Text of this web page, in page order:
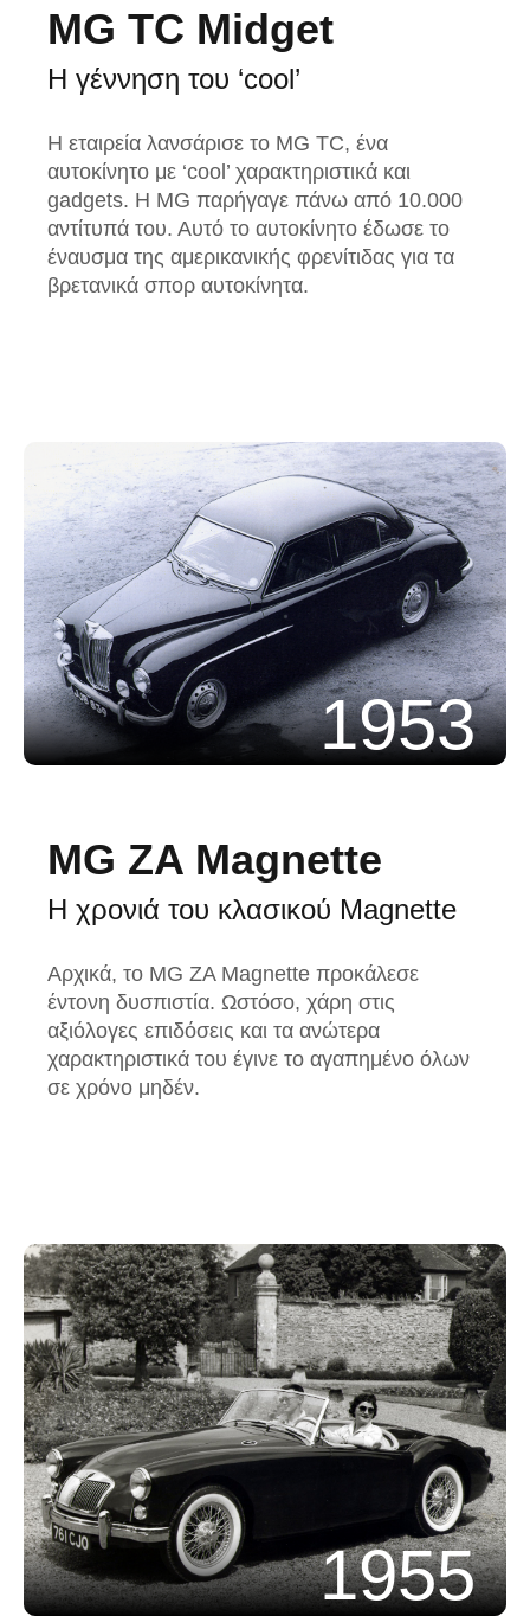
MG TC Midget
Η γέννηση του ‘cool’
Η εταιρεία λανσάρισε το MG TC, ένα
αυτοκίνητο με ‘cool’ χαρακτηριστικά και
gadgets. Η MG παρήγαγε πάνω από 10.000
αντίτυπά του. Αυτό το αυτοκίνητο έδωσε το
έναυσμα της αμερικανικής φρενίτιδας για τα
βρετανικά σπορ αυτοκίνητα.
1953
MG ZA Magnette
Η χρονιά του κλασικού Magnette
Αρχικά, το MG ZA Magnette προκάλεσε
έντονη δυσπιστία. Ωστόσο, χάρη στις
αξιόλογες επιδόσεις και τα ανώτερα
χαρακτηριστικά του έγινε το αγαπημένο όλων
σε χρόνο μηδέν.
1955